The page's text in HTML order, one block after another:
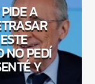
A
NO PEDÍ
Y